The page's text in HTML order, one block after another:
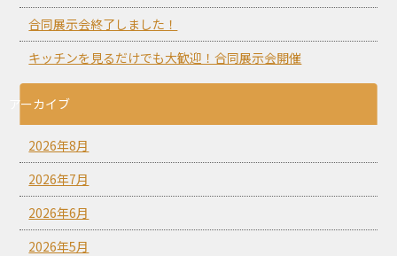
合同展示会終了しました！
キッチンを見るだけでも大歓迎！合同展示会開催
アーカイブ
2026年8月
2026年7月
2026年6月
2026年5月